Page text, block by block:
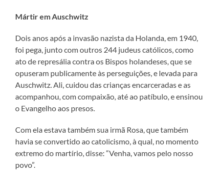
Mártir em Auschwitz
Dois anos após a invasão nazista da Holanda, em 1940,
foi pega, junto com outros 244 judeus católicos, como
ato de represália contra os Bispos holandeses, que se
opuseram publicamente às perseguições, e levada para
Auschwitz. Ali, cuidou das crianças encarceradas e as
acompanhou, com compaixão, até ao patíbulo, e ensinou
o Evangelho aos presos.
Com ela estava também sua irmã Rosa, que também
havia se convertido ao catolicismo, à qual, no momento
extremo do martírio, disse: “Venha, vamos pelo nosso
povo”.